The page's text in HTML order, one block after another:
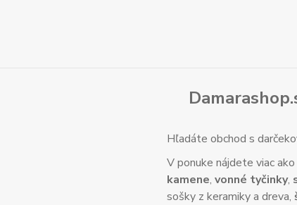
Hľadáte obchod s
V ponuke nájdete viac ako
kamene, vonné tyčinky,
sošky z keramiky a dreva,